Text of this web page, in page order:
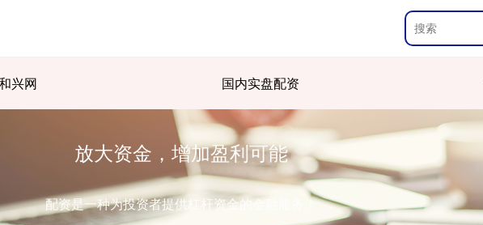
兴网 国内实盘配资
放大资金，增加盈利可能
配资是一种为投资者提供杠杆资金的金融服务！